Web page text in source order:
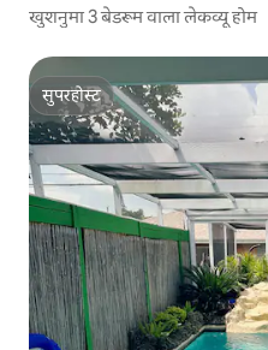
खुशनुमा 3 बेडरूम वाला लेकव्यू होम
सुपरहोस्ट
सुपरहोस्ट